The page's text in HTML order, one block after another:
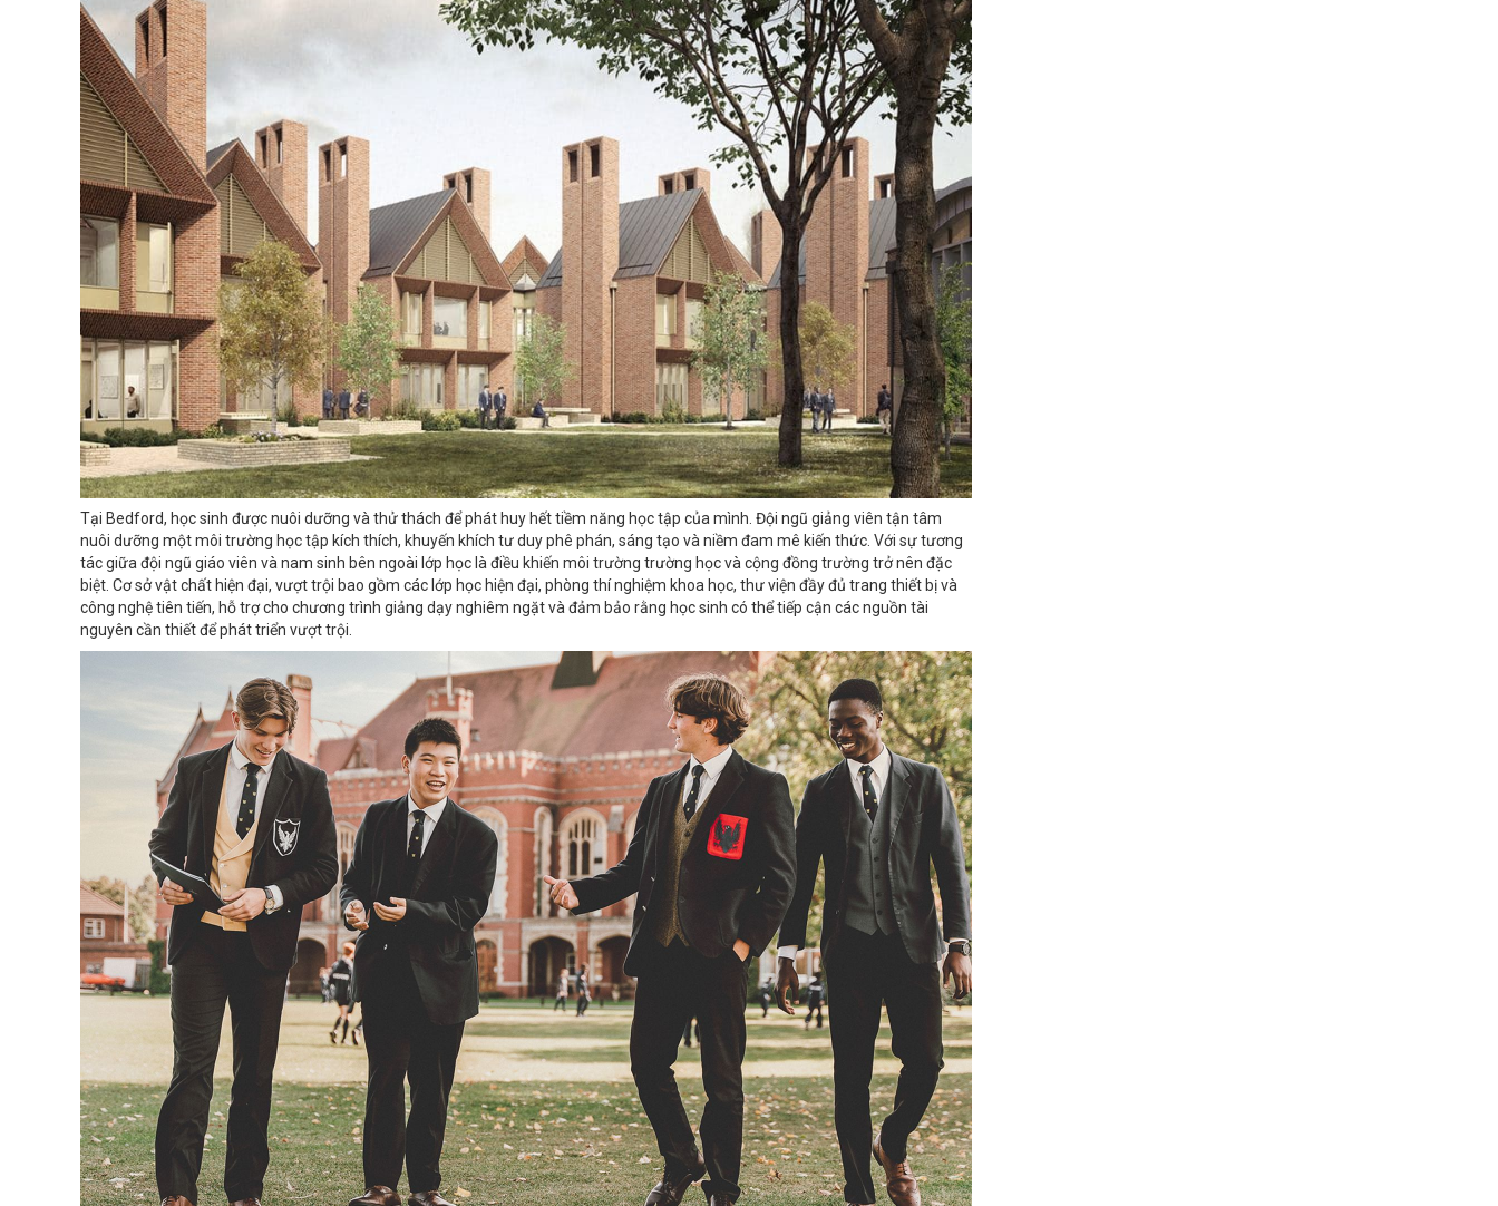
Tại Bedford, học sinh được nuôi dưỡng và thử thách để phát huy hết tiềm năng học tập của mình. Đội ngũ giảng viên tận tâm
nuôi dưỡng một môi trường học tập kích thích, khuyến khích tư duy phê phán, sáng tạo và niềm đam mê kiến ​​thức. Với sự tương
tác giữa đội ngũ giáo viên và nam sinh bên ngoài lớp học là điều khiến môi trường trường học và cộng đồng trường trở nên đặc
biệt. Cơ sở vật chất hiện đại, vượt trội bao gồm các lớp học hiện đại, phòng thí nghiệm khoa học, thư viện đầy đủ trang thiết bị và
công nghệ tiên tiến, hỗ trợ cho chương trình giảng dạy nghiêm ngặt và đảm bảo rằng học sinh có thể tiếp cận các nguồn tài
nguyên cần thiết để phát triển vượt trội.